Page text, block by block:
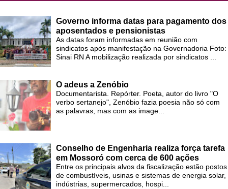
Governo informa datas para pagamento dos
aposentados e pensionistas
As datas foram informadas em reunião com
sindicatos após manifestação na Governadoria Foto:
Sinai RN A mobilização realizada por sindicatos ...
O adeus a Zenóbio
Documentarista. Repórter. Poeta, autor do livro "O
verbo sertanejo", Zenóbio fazia poesia não só com
as palavras, mas com as image...
Conselho de Engenharia realiza força tarefa
em Mossoró com cerca de 600 ações
Entre os principais alvos da fiscalização estão postos
de combustíveis, usinas e sistemas de energia solar,
indústrias, supermercados, hospi...